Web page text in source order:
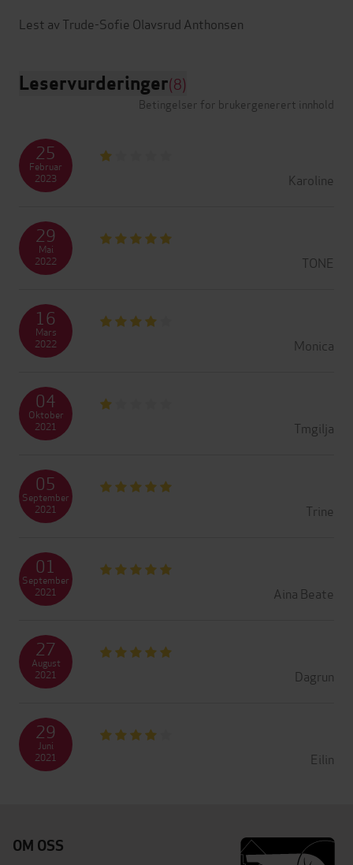
Leservurderinger(8)
Betingelser for brukergenerert innhold
Karoline
25
Februar
2023
TONE
29
Mai
2022
Monica
16
Mars
2022
Tmgilja
04
Oktober
2021
Trine
05
September
2021
Aina Beate
01
September
2021
Dagrun
27
August
2021
Eilin
29
Juni
2021
OM OSS